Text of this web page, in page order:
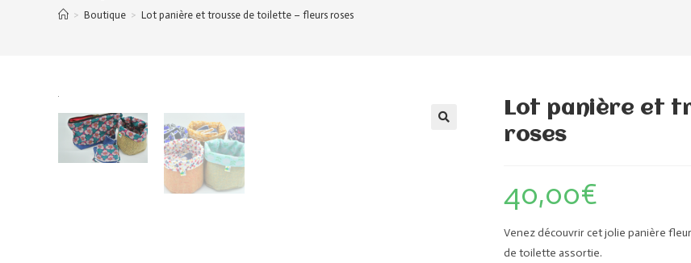
> Boutique > Lot panière et trousse de toilette – fleurs roses
Lot panière et
roses
40,00€
Venez découvrir cet jolie panière
de toilette assortie.